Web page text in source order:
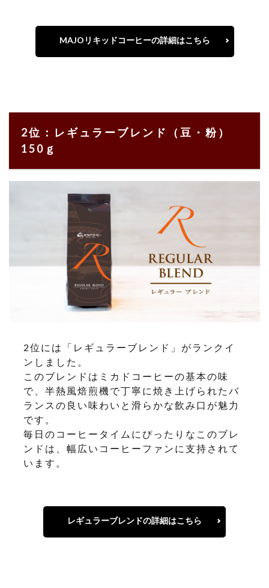
MAJOリキッドコーヒーの詳細はこちら
2位：レギュラーブレンド（豆・粉）
150ｇ
2位には「レギュラーブレンド」がランクイ
ンしました。
このブレンドはミカドコーヒーの基本の味
で、半熱風焙煎機で丁寧に焼き上げられたバ
ランスの良い味わいと滑らかな飲み口が魅力
です。
毎日のコーヒータイムにぴったりなこのブレ
ンドは、幅広いコーヒーファンに支持されて
います。
レギュラーブレンドの詳細はこちら